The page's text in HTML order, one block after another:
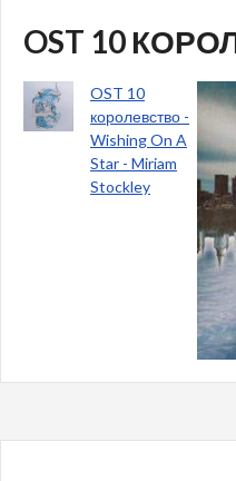
OST 10
OST 10
королевство -
Wishing On A
Star - Miriam
Stockley